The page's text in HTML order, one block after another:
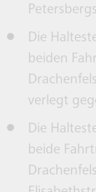
Die
beiden
verlegt
Die
beide